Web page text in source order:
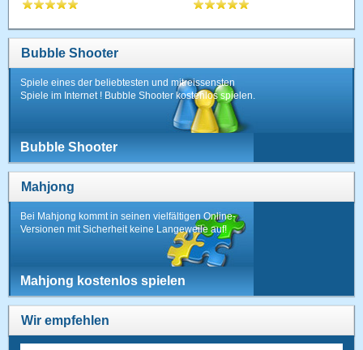
Bubble Shooter
Spiele eines der beliebtesten und mitreissensten
Spiele im Internet ! Bubble Shooter kostenlos spielen.
Bubble Shooter
Mahjong
Bei Mahjong kommt in seinen vielfältigen Online-
Versionen mit Sicherheit keine Langeweile auf!
Mahjong kostenlos spielen
Wir empfehlen